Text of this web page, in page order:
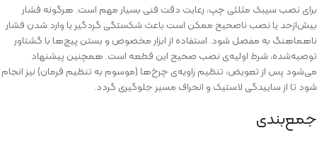
برای نصب سیبک مثلثی چپ، رعایت دقت فنی بسیار مهم است. هرگونه فشار
بیش‌ازحد یا نصب ناصحیح ممکن است باعث شکستگی گردگیر یا وارد شدن فشار
ناهماهنگ به مفصل شود. استفاده از ابزار مخصوص و بستن پیچ‌ها با گشتاور
توصیه‌شده، شرط اولیه‌ی نصب صحیح این قطعه است. همچنین پیشنهاد
می‌شود پس از تعویض، تنظیم زاویه‌ی چرخ‌ها (موسوم به تنظیم فرمان) نیز انجام
شود تا از ساییدگی لاستیک و انحراف مسیر جلوگیری گردد.
جمع‌بندی